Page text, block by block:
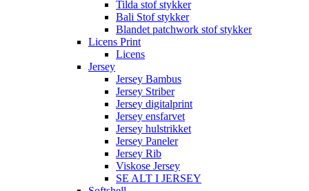
Tilda stof stykker
Bali Stof stykker
Blandet patchwork stof stykker
Licens Print
Licens
Jersey
Jersey Bambus
Jersey Striber
Jersey digitalprint
Jersey ensfarvet
Jersey hulstrikket
Jersey Paneler
Jersey Rib
Viskose Jersey
SE ALT I JERSEY